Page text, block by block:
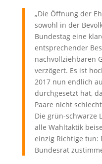
„Die Öffnung der
sowohl in der
Bundestag eine
entsprechender
nachvollziehbaren
verzögert. Es ist
2017 nun endlich
durchgesetzt hat,
Paare nicht
Die grün-schwarze
alle Wahltaktik
einzig Richtige tun:
Bundesrat